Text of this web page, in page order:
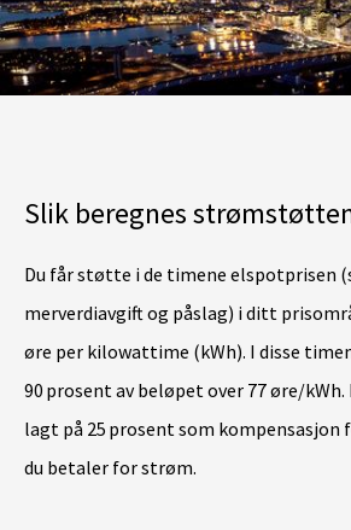
Slik beregnes
Du får støtte i de timene elspotprisen
merverdiavgift og påslag) i ditt
øre per kilowattime (kWh). I disse
90 prosent av beløpet over 77 øre/
lagt på 25 prosent som kompensasjon
du betaler for strøm.